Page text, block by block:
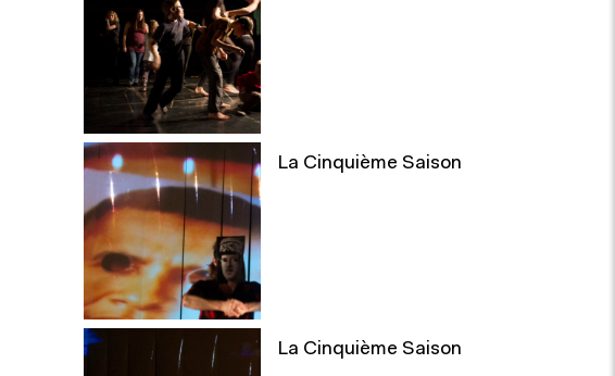
La Cinquième Saison
La Cinquième Saison